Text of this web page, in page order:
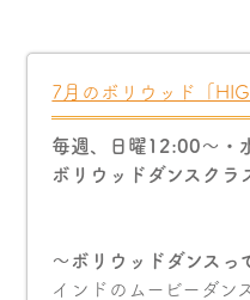
7月のボリウッド「
毎週、日曜12:00〜・
ボリウッドダンスクラ
〜ボリウッドダンスっ
インドのムービーダン